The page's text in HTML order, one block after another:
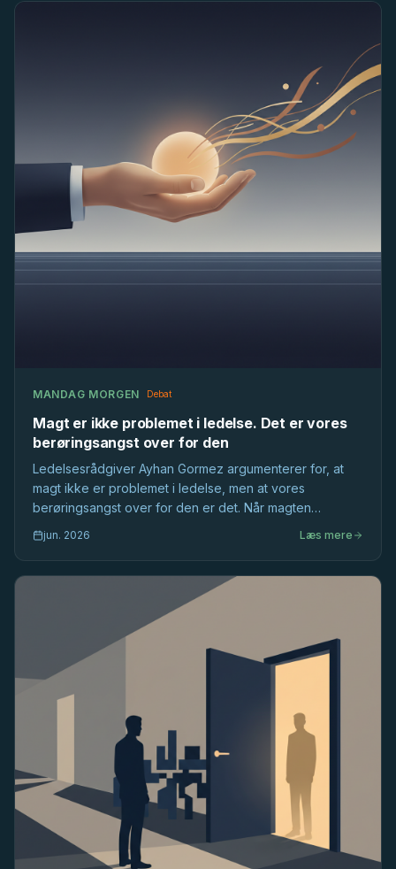
MANDAG MORGEN Debat
Magt er ikke problemet i ledelse. Det er vores
berøringsangst over for den
Ledelsesrådgiver Ayhan Gormez argumenterer for, at
magt ikke er problemet i ledelse, men at vores
berøringsangst over for den er det. Når magten
ignoreres i de flade danske hierarkier, bliver ledelse
fattigere.
jun. 2026 Læs mere